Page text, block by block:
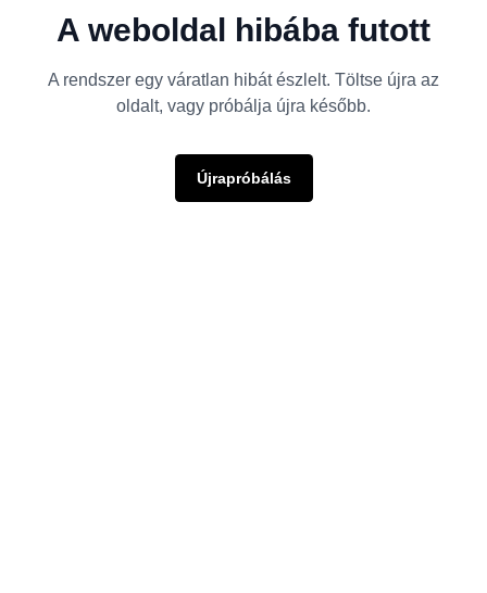
A weboldal hibába futott
A rendszer egy váratlan hibát észlelt. Töltse újra az
oldalt, vagy próbálja újra később.
Újrapróbálás